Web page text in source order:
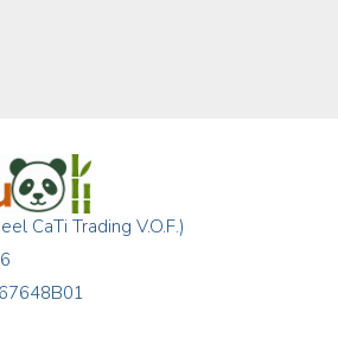
CaTi Trading V.O.F.)